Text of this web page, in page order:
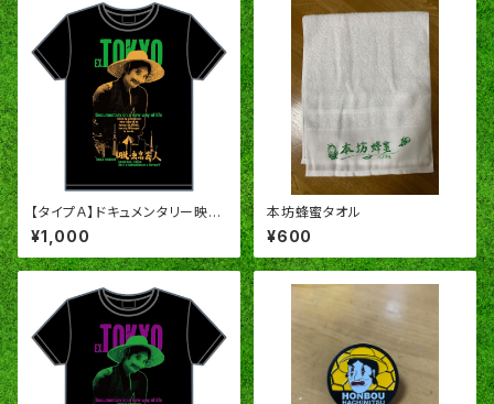
【タイプＡ】ドキュメンタリー映画
「脱・東京芸人」オリジナルＴシャ
ツ
¥1,000
本坊蜂蜜タオル
¥600